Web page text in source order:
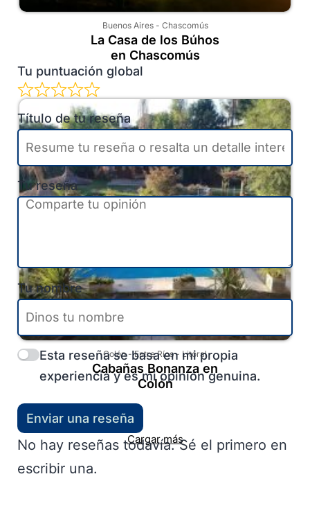
Buenos Aires- Chascomús
La Casa de los Búhos
en Chascomús
Colón-Entre Ríos- Litoral
Cabañas Bonanza en
Colón
Cargar más
Tu puntuación global
Título de tu reseña
Tu reseña
Tu nombre
Esta reseña se basa en mi propia
experiencia y es mi opinión genuina.
Enviar una reseña
No hay reseñas todavía. Sé el primero en
escribir una.